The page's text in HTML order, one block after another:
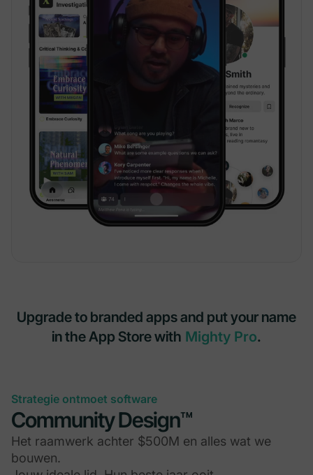
Upgrade to branded apps and put your name
in the App Store with Mighty Pro.
Strategie ontmoet software
Community Design™
Het raamwerk achter $500M en alles wat we
bouwen.